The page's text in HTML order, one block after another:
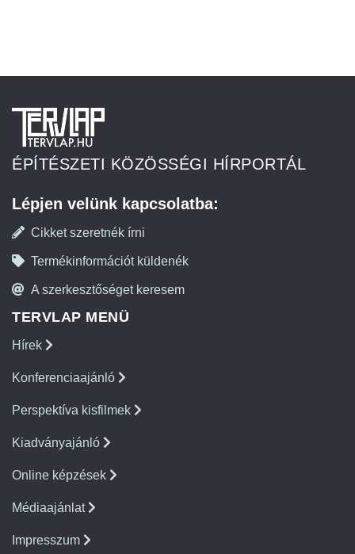
ÉPÍTÉSZETI KÖZÖSSÉGI HÍRPORTÁL
Lépjen velünk kapcsolatba:
Cikket szeretnék írni
Termékinformációt küldenék
A szerkesztőséget keresem
TERVLAP MENÜ
Hírek
Konferenciaajánló
Perspektíva kisfilmek
Kiadványajánló
Online képzések
Médiaajánlat
Impresszum